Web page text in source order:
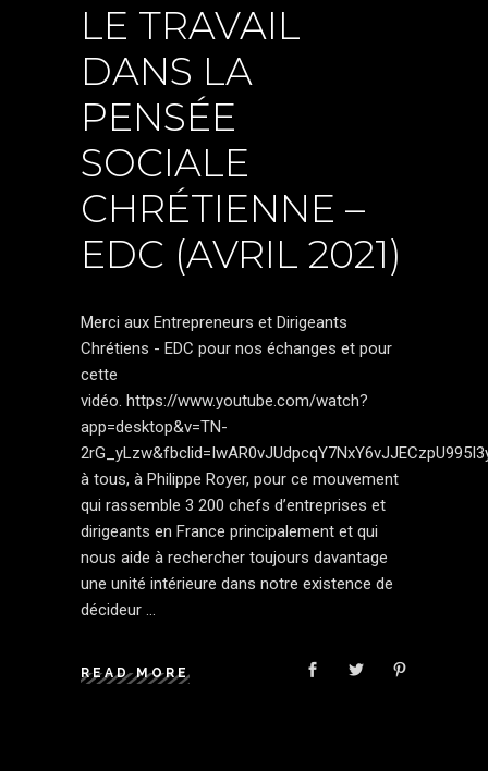
LE TRAVAIL
DANS LA
PENSÉE
SOCIALE
CHRÉTIENNE –
EDC (AVRIL 2021)
Merci aux Entrepreneurs et Dirigeants
Chrétiens - EDC pour nos échanges et pour
cette
vidéo. https://www.youtube.com/watch?
app=desktop&v=TN-
à tous, à Philippe Royer, pour ce mouvement
qui rassemble 3 200 chefs d’entreprises et
dirigeants en France principalement et qui
nous aide à rechercher toujours davantage
une unité intérieure dans notre existence de
décideur
READ MORE